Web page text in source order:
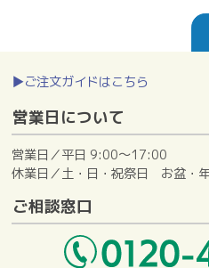
▶ご注文ガイドはこちら
営業日について
営業日／平日 9:00～17:00
休業日／土・日・祝祭日 お盆・
ご相談窓口